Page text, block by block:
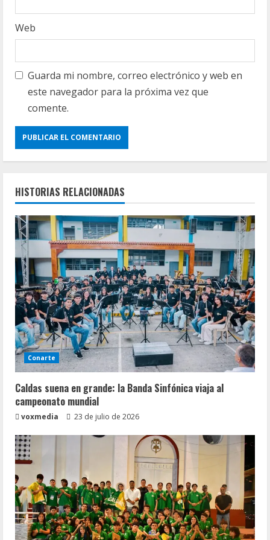
Web
Guarda mi nombre, correo electrónico y web en
este navegador para la próxima vez que
comente.
HISTORIAS RELACIONADAS
Conarte
Caldas suena en grande: la Banda Sinfónica viaja al
campeonato mundial
voxmedia 23 de julio de 2026